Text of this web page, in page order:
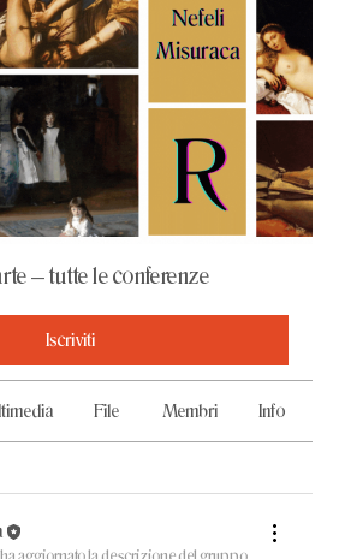
– tutte le conferenze
Iscriviti
File Membri Info